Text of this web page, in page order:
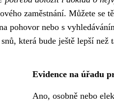
zaměstnání. Můžete se
pohovor nebo s
která bude ještě lepší než
Evidence na úřadu
Ano, osobně nebo